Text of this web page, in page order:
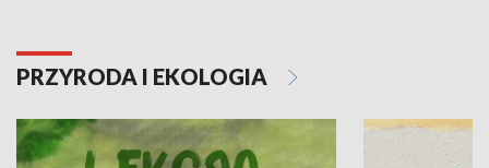
PRZYRODA I EKOLOGIA